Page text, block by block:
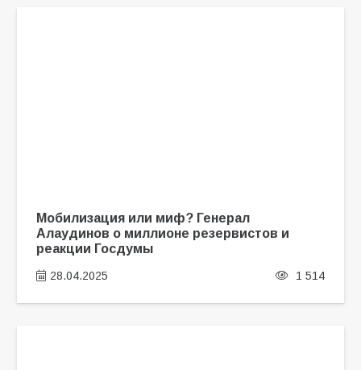
Мобилизация или миф? Генерал
Алаудинов о миллионе резервистов и
реакции Госдумы
28.04.2025 1 514